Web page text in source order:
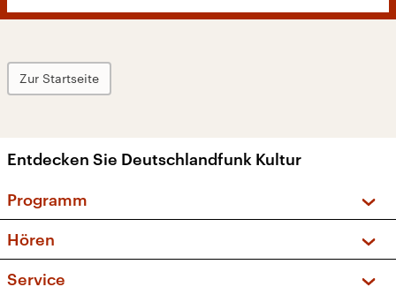
Zur Startseite
Entdecken Sie Deutschlandfunk Kultur
Programm
Sendungen und Podcasts
Hören
Service